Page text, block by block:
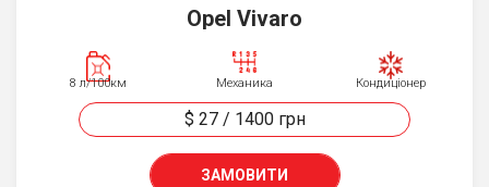
Opel Vivaro
8 л/100км Механика Кондиціонер
$ 27/ 1400 грн
ЗАМОВИТИ